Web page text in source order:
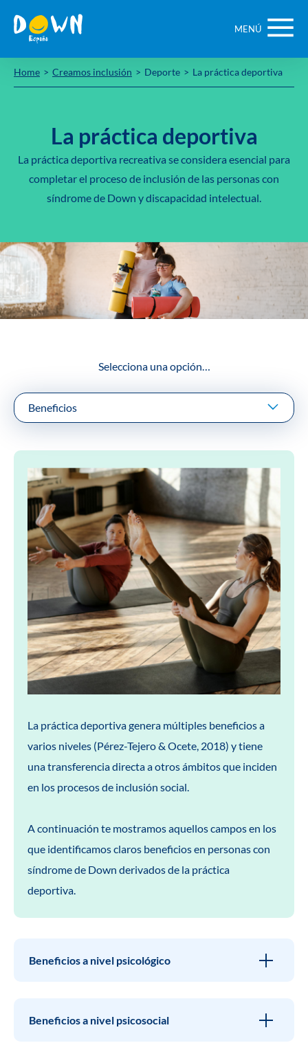
contenido
MENÚ
Home Creamos inclusión Deporte La práctica deportiva
La práctica deportiva
La práctica deportiva recreativa se considera esencial para
completar el proceso de inclusión de las personas con
síndrome de Down y discapacidad intelectual.
Selecciona una opción…
La práctica deportiva genera múltiples beneficios a
varios niveles (Pérez-Tejero & Ocete, 2018) y tiene
una transferencia directa a otros ámbitos que inciden
en los procesos de inclusión social.
A continuación te mostramos aquellos campos en los
que identificamos claros beneficios en personas con
síndrome de Down derivados de la práctica
deportiva.
Beneficios a nivel psicológico
Beneficios a nivel psicosocial